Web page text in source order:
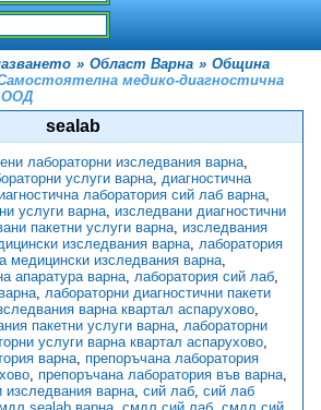
» Област Варна » Община
медико-диагностична
ООД
sealab
лабораторни изследвания варна,
услуги варна, диагностична
лаборатория сий лаб варна,
услуги варна, изследвани диагностични
пакетни услуги варна, изследвания
изследвания варна, лаборатория
медицински изследвания варна,
апаратура варна, лаборатория сий лаб,
, лабораторни диагностични пакети
варна квартал аспарухово,
пакетни услуги варна, лабораторни
услуги варна квартал аспарухово,
варна, препоръчана лаборатория
, препоръчана лаборатория във варна,
изследвания варна, сий лаб, сий лаб